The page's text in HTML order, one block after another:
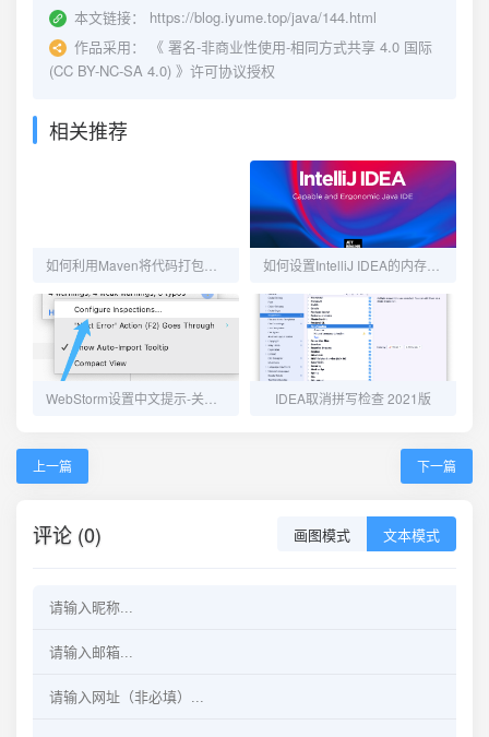
本文链接：
https://blog.iyume.top/java/144.html
作品采用：
《 署名-非商业性使用-相同方式共享 4.0 国际
(CC BY-NC-SA 4.0) 》许可协议授权
相关推荐
如何利用Maven将代码打包成第三方公共jar包？ 如何设置IntelliJ IDEA的内存和启动参数
WebStorm设置中文提示-关闭中文提示 IDEA取消拼写检查 2021版
上一篇 下一篇
评论 (0) 画图模式 文本模式